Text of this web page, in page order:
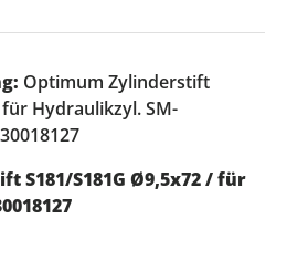
Optimum Zylinderstift
Hydraulikzyl. SM-
S181/S181G Ø9,5x72 / für